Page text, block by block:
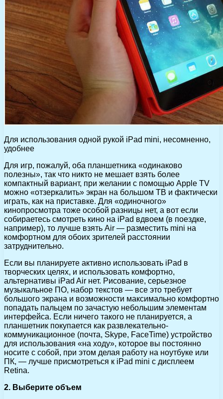
Для использования одной рукой iPad mini, несомненно,
удобнее
Для игр, пожалуй, оба планшетника «одинаково
полезны», так что никто не мешает взять более
компактный вариант, при желании с помощью Apple TV
можно «отзеркалить» экран на большом ТВ и фактически
играть, как на приставке. Для «одиночного»
кинопросмотра тоже особой разницы нет, а вот если
собираетесь смотреть кино на iPad вдвоем (в поездке,
например), то лучше взять Air — разместить mini на
комфортном для обоих зрителей расстоянии
затруднительно.
Если вы планируете активно использовать iPad в
творческих целях, и использовать комфортно,
альтернативы iPad Air нет. Рисование, серьезное
музыкальное ПО, набор текстов — все это требует
большого экрана и возможности максимально комфортно
попадать пальцем по зачастую небольшим элементам
интерфейса. Если ничего такого не планируется, а
планшетник покупается как развлекательно-
коммуникационное (почта, Skype, FaceTime) устройство
для использования «на ходу», которое вы постоянно
носите с собой, при этом делая работу на ноутбуке или
ПК, — лучше присмотреться к iPad mini c дисплеем
Retina.
2. Выберите объем